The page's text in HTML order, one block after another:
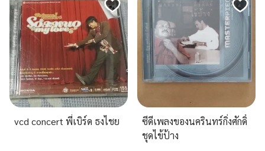
vcd concert พี่เบิร์ด ธงไชย
ซีดีเพลงของนครินทร์กิ่งศักดิ์
ชุดไข้ป้าง